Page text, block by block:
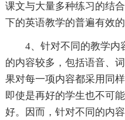
课文与大量多种练习的结
下的英语教学的普遍有效的
4、针对不同的教学内
的内容较多，包括语音、
果对每一项内容都采用同
即使是再好的学生也不可
好。因而，针对不同的内